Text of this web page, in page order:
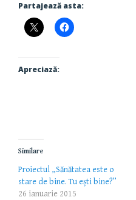
Partajează asta:
Apreciază:
Similare
Proiectul „Sănătatea este o
stare de bine. Tu ești bine?”
26 ianuarie 2015